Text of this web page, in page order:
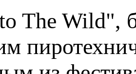
The Wild",